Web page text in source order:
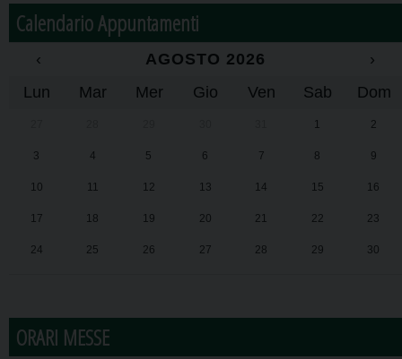
Calendario Appuntamenti
‹ AGOSTO 2026
›
Lun
Mar Mer Gio Ven Sab Dom
1 2
3 4 5 6 7 8 9
10 11 12 13 14 15 16
17 18 19 20 21 22 23
24 25 26 27 28 29 30
ORARI MESSE